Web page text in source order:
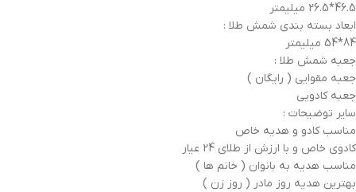
46.5*26.5 میلیمتر
ابعاد بسته بندی شمش طلا :
84*54 میلیمتر
جعبه شمش طلا :
جعبه مقوایی ( رایگان )
جعبه کادویی
سایر توضیحات :
مناسب کادو و هدیه خاص
کادوی خاص و با ارزش از طلای 24 عیار
مناسب هدیه به بانوان ( خانم ها )
بهترین هدیه روز مادر ( روز زن )